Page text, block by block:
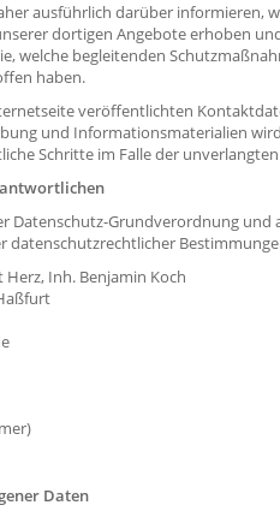
ausführlich darüber informieren,
dortigen Angebote erhoben
welche begleitenden
haben.
veröffentlichten
und Informationsmaterialien
Schritte im Falle der
Datenschutz-Grundverordnung
datenschutzrechtlicher
Inh. Benjamin Koch
Daten